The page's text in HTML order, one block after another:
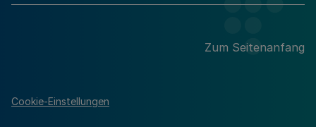
Zum Seitenanfang
Cookie-Einstellungen